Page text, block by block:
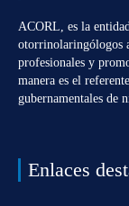
ACORL, es la
otorrinolaringólogos
profesionales y
manera es el
gubernamentales de
Enlaces